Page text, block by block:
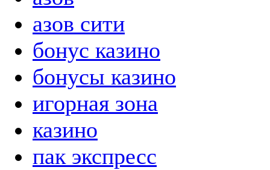
азов сити
бонус казино
бонусы казино
игорная зона
казино
пак экспресс